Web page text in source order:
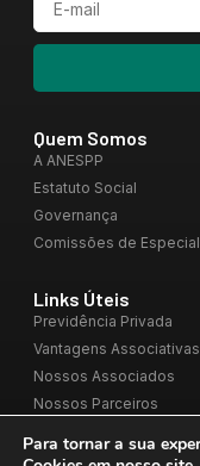
Quem Somos
A ANESPP
Estatuto Social
Governança
Comissões de
Links Úteis
Previdência Privada
Vantagens Associativas
Nossos Associados
Nossos Parceiros
Para tornar a sua